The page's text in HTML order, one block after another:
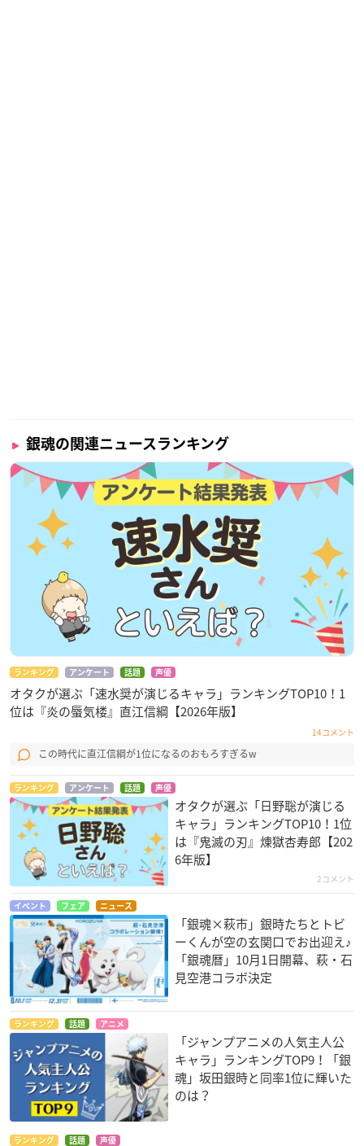
銀魂の関連ニュースランキング
ランキング アンケート 話題 声優
オタクが選ぶ「速水奨が演じるキャラ」ランキングTOP10！1
位は『炎の蜃気楼』直江信綱【2026年版】
14コメント
この時代に直江信綱が1位になるのおもろすぎるw
ランキング アンケート 話題 声優
オタクが選ぶ「日野聡が演じる
キャラ」ランキングTOP10！1位
は『鬼滅の刃』煉󠄁獄杏寿郎【202
6年版】
2コメント
イベント フェア ニュース
「銀魂×萩市」銀時たちとトビ
ーくんが空の玄関口でお出迎え♪
「銀魂暦」10月1日開幕、萩・石
見空港コラボ決定
ランキング 話題 アニメ
「ジャンプアニメの人気主人公
キャラ」ランキングTOP9！「銀
魂」坂田銀時と同率1位に輝いた
のは？
ランキング 話題 声優